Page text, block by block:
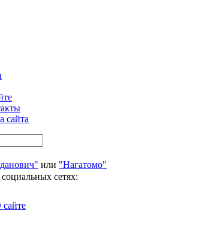
сайта
или "Нагатомо"
сетях: